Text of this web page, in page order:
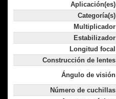
Aplicación(es)
Categoría(s)
Multiplicador
Estabilizador
Longitud focal
Construcción de lentes
Ángulo de visión
Número de cuchillas